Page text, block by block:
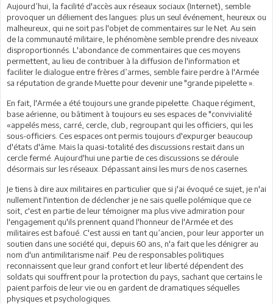
Aujourd’hui, la facilité d'accès aux réseaux sociaux (Internet), semble
provoquer un déliement des langues: plus un seul événement, heureux ou
malheureux, qui ne soit pas l'objet de commentaires sur le Net. Au sein
de la communauté militaire, le phénomène semble prendre des niveaux
disproportionnés. L'abondance de commentaires que ces moyens
permettent, au lieu de contribuer à la diffusion de l'information et
faciliter le dialogue entre frères d’armes, semble faire perdre à l'Armée
sa réputation de grande Muette pour devenir une "grande pipelette ».
En fait, l'Armée a été toujours une grande pipelette. Chaque régiment,
base aérienne, ou bâtiment à toujours eu ses espaces de "convivialité
«appelés mess, carré, cercle, club, regroupant qui les officiers, qui les
sous-officiers. Ces espaces ont permis toujours d'expurger beaucoup
d'états d'âme. Mais la quasi-totalité des discussions restait dans un
cercle fermé. Aujourd'hui une partie de ces discussions se déroule
désormais sur les réseaux. Dépassant ainsi les murs de nos casernes.
Je tiens à dire aux militaires en particulier que si j'ai évoqué ce sujet, je n'ai
nullement l'intention de déclencher je ne sais quelle polémique que ce
soit, c'est en partie de leur témoigner ma plus vive admiration pour
l'engagement qu'ils prennent quand l'honneur de l'Armée et des
militaires est bafoué. C'est aussi en tant qu’ancien, pour leur apporter un
soutien dans une société qui, depuis 60 ans, n'a fait que les dénigrer au
nom d'un antimilitarisme naïf. Peu de responsables politiques
reconnaissent que leur grand confort et leur liberté dépendent des
soldats qui souffrent pour la protection du pays, sachant que certains le
paient parfois de leur vie ou en gardent de dramatiques séquelles
physiques et psychologiques.